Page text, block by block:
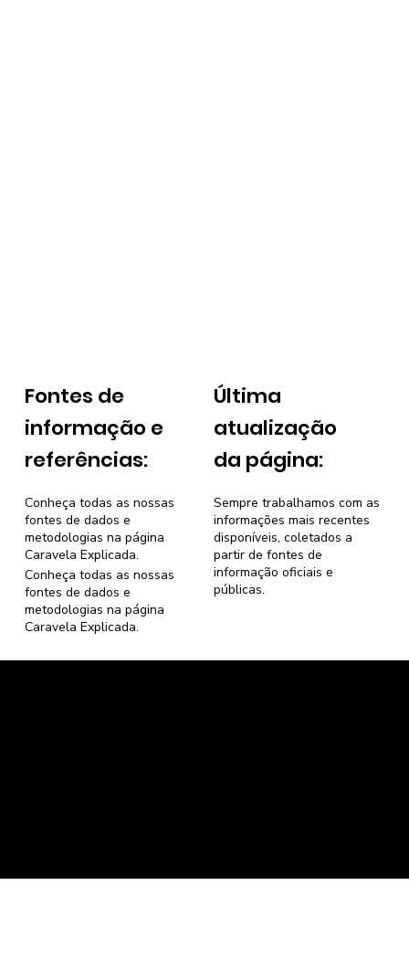
Fontes de
informação e
referências:
Última
atualização
da página:
Sempre trabalhamos com as
informações mais recentes
disponíveis, coletados a
partir de fontes de
informação oficiais e
públicas.
Conheça todas as nossas
fontes de dados e
metodologias na página
Caravela Explicada.
Conheça todas as nossas
fontes de dados e
metodologias na página
Caravela Explicada.